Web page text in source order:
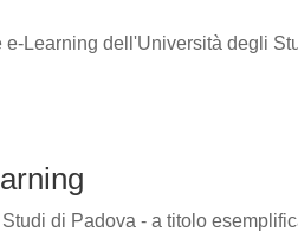
Learning dell'Università degli
di Padova - a titolo